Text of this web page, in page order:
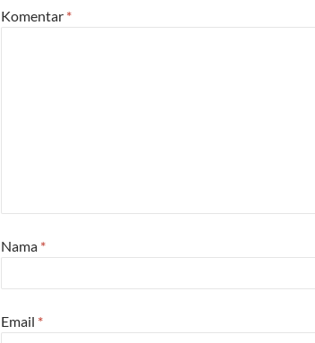
Komentar *
Nama *
Email *